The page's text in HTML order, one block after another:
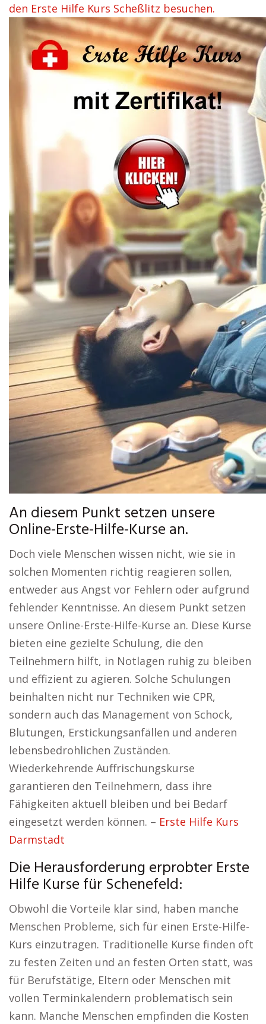
den Erste Hilfe Kurs Scheßlitz besuchen.
An diesem Punkt setzen unsere
Online-Erste-Hilfe-Kurse an.
Doch viele Menschen wissen nicht, wie sie in
solchen Momenten richtig reagieren sollen,
entweder aus Angst vor Fehlern oder aufgrund
fehlender Kenntnisse. An diesem Punkt setzen
unsere Online-Erste-Hilfe-Kurse an. Diese Kurse
bieten eine gezielte Schulung, die den
Teilnehmern hilft, in Notlagen ruhig zu bleiben
und effizient zu agieren. Solche Schulungen
beinhalten nicht nur Techniken wie CPR,
sondern auch das Management von Schock,
Blutungen, Erstickungsanfällen und anderen
lebensbedrohlichen Zuständen.
Wiederkehrende Auffrischungskurse
garantieren den Teilnehmern, dass ihre
Fähigkeiten aktuell bleiben und bei Bedarf
eingesetzt werden können. – Erste Hilfe Kurs
Darmstadt
Die Herausforderung erprobter Erste
Hilfe Kurse für Schenefeld:
Obwohl die Vorteile klar sind, haben manche
Menschen Probleme, sich für einen Erste-Hilfe-
Kurs einzutragen. Traditionelle Kurse finden oft
zu festen Zeiten und an festen Orten statt, was
für Berufstätige, Eltern oder Menschen mit
vollen Terminkalendern problematisch sein
kann. Manche Menschen empfinden die Kosten